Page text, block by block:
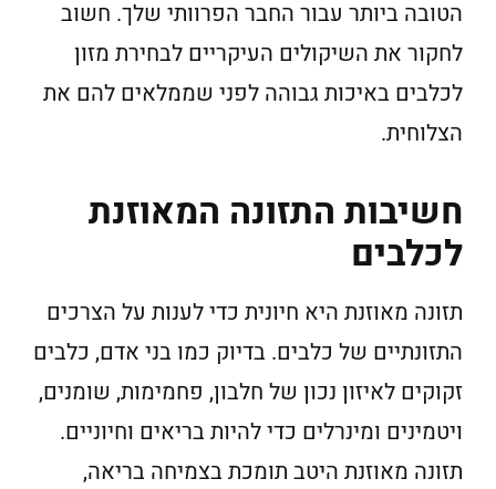
הטובה ביותר עבור החבר הפרוותי שלך. חשוב
לחקור את השיקולים העיקריים לבחירת מזון
לכלבים באיכות גבוהה לפני שממלאים להם את
הצלוחית.
חשיבות התזונה המאוזנת
לכלבים
תזונה מאוזנת היא חיונית כדי לענות על הצרכים
התזונתיים של כלבים. בדיוק כמו בני אדם, כלבים
זקוקים לאיזון נכון של חלבון, פחמימות, שומנים,
ויטמינים ומינרלים כדי להיות בריאים וחיוניים.
תזונה מאוזנת היטב תומכת בצמיחה בריאה,